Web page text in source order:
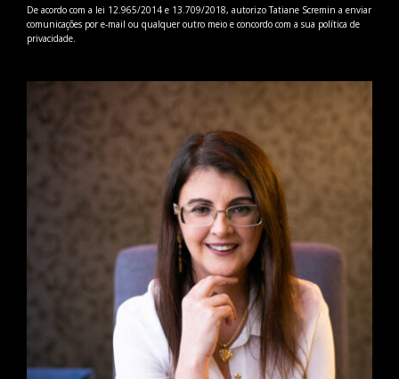
De acordo com a lei 12.965/2014 e 13.709/2018, autorizo Tatiane Scremin a enviar
comunicações por e-mail ou qualquer outro meio e concordo com a sua política de
privacidade.